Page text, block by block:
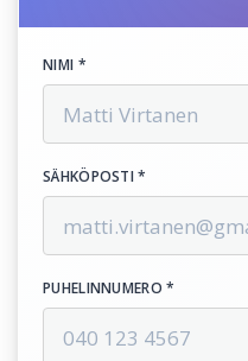
NIMI *
SÄHKÖPOSTI *
PUHELINNUMERO *